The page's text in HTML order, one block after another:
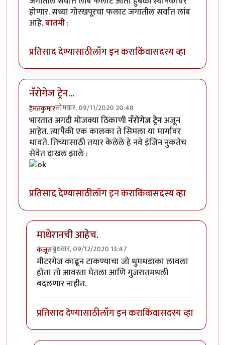
होणार. सध्या गोरखपूरचा फलाट जगातील सर्वात लांब
आहे.बातमी :
प्रतिसाद देण्यासाठीलॉग इन कराकिंवासदस्य व्हा
नॅरोगेज ट्रेन...
हेमंतकुमारसोमवार, 09/11/2020 20:48
भारतात अगदी मोजक्या ठिकाणीनॅरोगेज ट्रेनअजून
आहेत. त्यापैकी एक कालका ते सिमला या मार्गावर
धावते. तिच्यासाठी तयार केलेले हे नवे इंजिन नुकतेच
सेवेत दाखल झाले :
प्रतिसाद देण्यासाठीलॉग इन कराकिंवासदस्य व्हा
माथेरानची आहेच.
कंजूसबुधवार, 09/12/2020 13:47
In reply toनॅरोगेज ट्रेन...byहेमंतकुमार
मीटरगेज काढून टाकण्याचा जो धुमधडाका लावला
होता तो आवरता घेतला आणि गुजरातमधली
बदलणार नाहीत.
प्रतिसाद देण्यासाठीलॉग इन कराकिंवासदस्य व्हा